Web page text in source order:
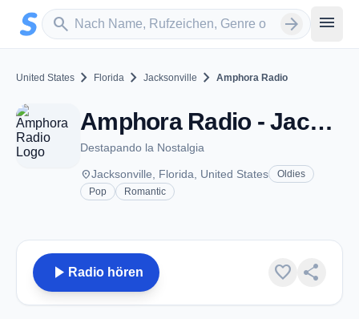
Zum Hauptinhalt springen
search
Sender suchen arrow_forward menu
United States chevron_right Florida chevron_right Jacksonville chevron_right Amphora Radio
Amphora Radio - Jacksonville, FL
Destapando la Nostalgia
placeJacksonville, Florida, United States
Oldies
Pop
Romantic
play_arrow Radio hören favorite share